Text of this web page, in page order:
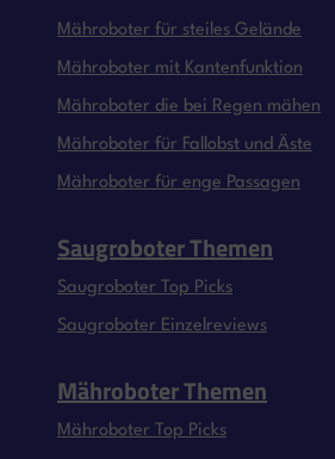
Mähroboter für steiles Gelände
Mähroboter mit Kantenfunktion
Mähroboter die bei Regen mähen
Mähroboter für Fallobst und Äste
Mähroboter für enge Passagen
Saugroboter Themen
Saugroboter Top Picks
Saugroboter Einzelreviews
Mähroboter Themen
Mähroboter Top Picks